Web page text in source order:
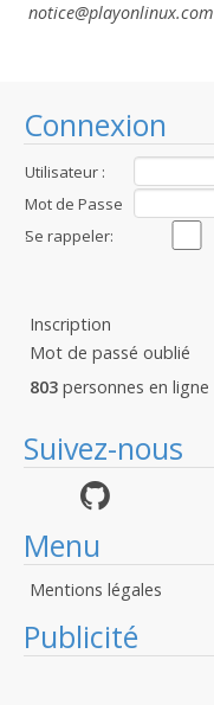
Connexion
Utilisateur :
Mot de Passe
:Se rappeler:
Inscription
Mot de passé oublié
803 personnes en ligne
Suivez-nous
Menu
Mentions légales
Publicité
notice@playonlinux.com